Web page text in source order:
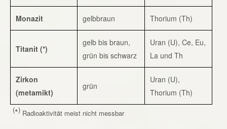
Monazit gelbbraun Thorium (Th)
Titanit (*)
gelb bis braun,
grün bis schwarz
Uran (U), Ce, Eu,
La und Th
Zirkon
(metamikt)
grün
Uran (U),
Thorium (Th)
(*) Radioaktivität meist nicht messbar